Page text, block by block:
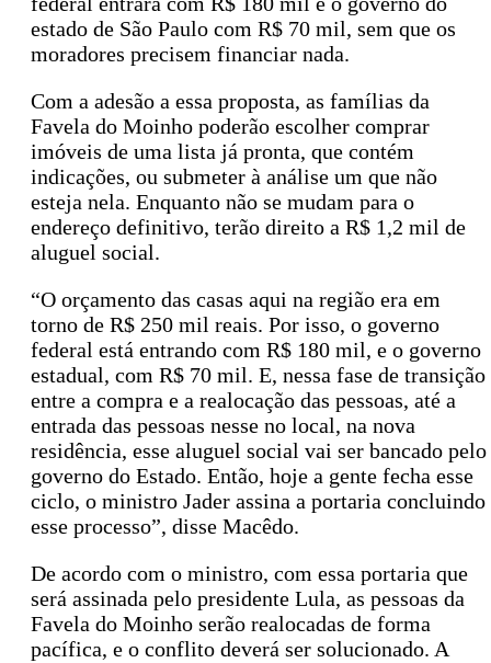
estado de São Paulo com R$ 70 mil, sem que os
moradores precisem financiar nada.
Com a adesão a essa proposta, as famílias da
Favela do Moinho poderão escolher comprar
imóveis de uma lista já pronta, que contém
indicações, ou submeter à análise um que não
esteja nela. Enquanto não se mudam para o
endereço definitivo, terão direito a R$ 1,2 mil de
aluguel social.
“O orçamento das casas aqui na região era em
torno de R$ 250 mil reais. Por isso, o governo
federal está entrando com R$ 180 mil, e o governo
estadual, com R$ 70 mil. E, nessa fase de transição
entre a compra e a realocação das pessoas, até a
entrada das pessoas nesse no local, na nova
residência, esse aluguel social vai ser bancado pelo
governo do Estado. Então, hoje a gente fecha esse
ciclo, o ministro Jader assina a portaria concluindo
esse processo”, disse Macêdo.
De acordo com o ministro, com essa portaria que
será assinada pelo presidente Lula, as pessoas da
Favela do Moinho serão realocadas de forma
pacífica, e o conflito deverá ser solucionado. A